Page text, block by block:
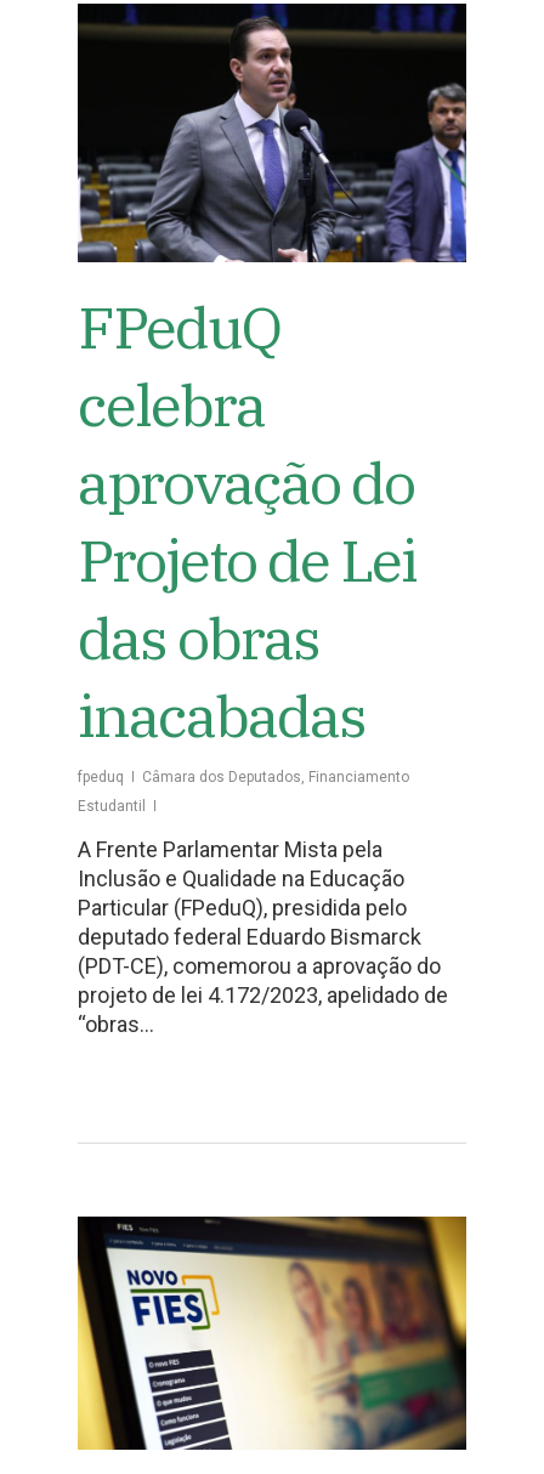
FPeduQ
celebra
aprovação do
Projeto de Lei
das obras
inacabadas
fpeduq Câmara dos Deputados, Financiamento
Estudantil
A Frente Parlamentar Mista pela
Inclusão e Qualidade na Educação
Particular (FPeduQ), presidida pelo
deputado federal Eduardo Bismarck
(PDT-CE), comemorou a aprovação do
projeto de lei 4.172/2023, apelidado de
“obras…